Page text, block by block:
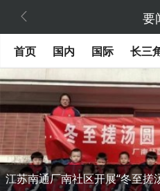
 要
首页 国内 国际 长三
江苏南通厂南社区开展“冬至搓